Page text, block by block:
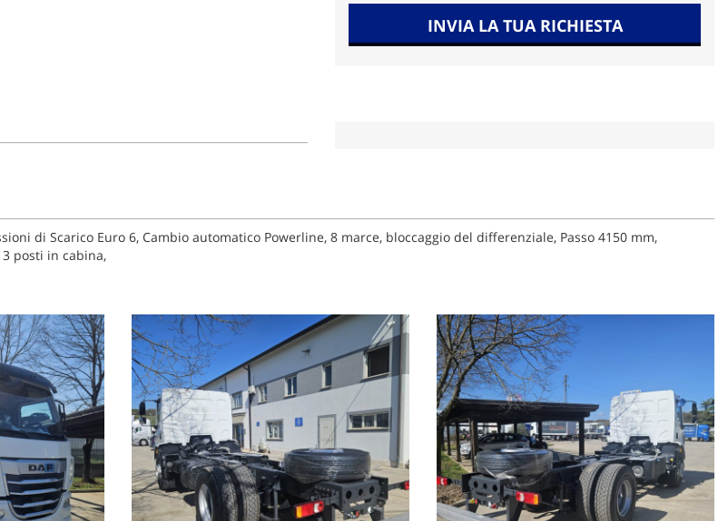
INVIA LA TUA RICHIESTA
di Scarico Euro 6, Cambio automatico Powerline, 8 marce, bloccaggio del differenziale, Passo 4150 mm,
posti in cabina,